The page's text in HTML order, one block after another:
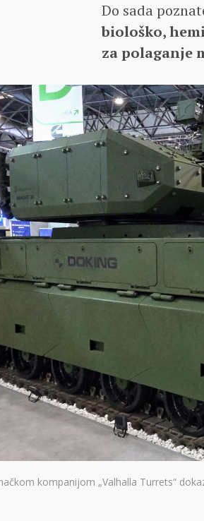
Do sada
biološko,
za polaganje
kompanijom „Valhalla Turrets“